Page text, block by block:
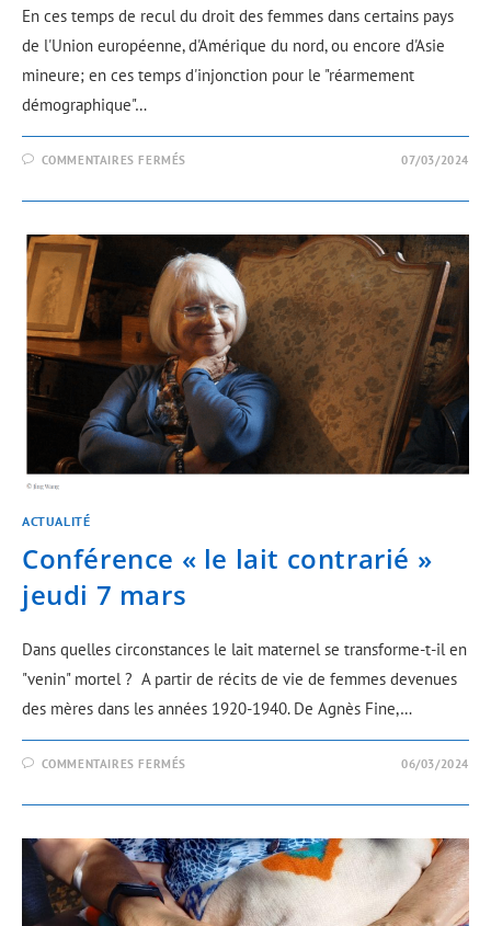
En ces temps de recul du droit des femmes dans certains pays
de l'Union européenne, d'Amérique du nord, ou encore d'Asie
mineure; en ces temps d'injonction pour le "réarmement
démographique"…
COMMENTAIRES FERMÉS 07/03/2024
ACTUALITÉ
Conférence « le lait contrarié »
jeudi 7 mars
Dans quelles circonstances le lait maternel se transforme-t-il en
"venin" mortel ? A partir de récits de vie de femmes devenues
des mères dans les années 1920-1940. De Agnès Fine,…
COMMENTAIRES FERMÉS 06/03/2024